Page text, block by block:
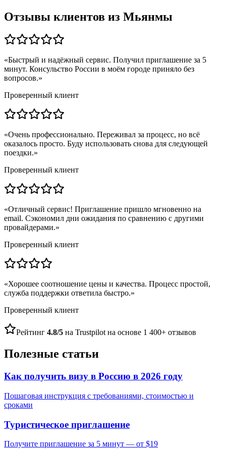
Отзывы клиентов из Мьянмы
«Быстрый и надёжный сервис. Получил приглашение за 5
минут. Консульство России в моём городе приняло без
вопросов.»
Проверенный клиент
«Очень профессионально. Переживал за процесс, но всё
оказалось просто. Буду использовать снова для следующей
поездки.»
Проверенный клиент
«Отличный сервис! Приглашение пришло мгновенно на
email. Сэкономил дни ожидания по сравнению с другими
провайдерами.»
Проверенный клиент
«Хорошее соотношение цены и качества. Процесс простой,
служба поддержки ответила быстро.»
Проверенный клиент
Рейтинг 4.8/5 на Trustpilot на основе 1 400+ отзывов
Полезные статьи
Как получить визу в Россию в 2026 году
Пошаговая инструкция с требованиями, стоимостью и
сроками
Туристическое приглашение
Получите приглашение за 5 минут — от $19